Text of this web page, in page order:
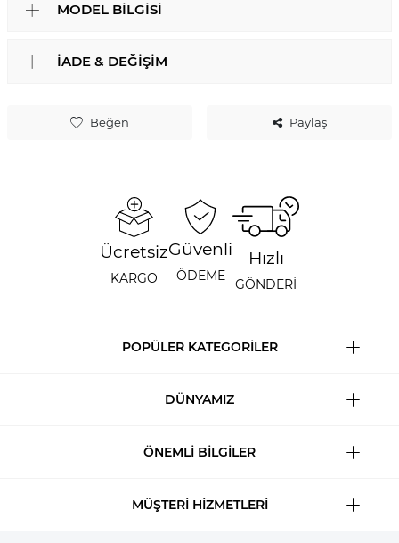
Beğen Paylaş
MODEL BILGISI
İADE & DEĞIŞIM
Ücretsiz
KARGO
Güvenli
ÖDEME
Hızlı
GÖNDERİ
POPÜLER KATEGORİLER
DÜNYAMIZ
ÖNEMLİ BİLGİLER
MÜŞTERİ HİZMETLERİ